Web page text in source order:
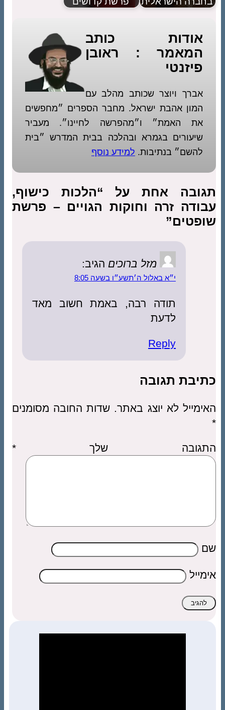
אודות כותב
המאמר : ראובן
פיזנטי
אברך ויוצר שכותב מהלב עם
המון אהבת ישראל. מחבר הספרים ״מחפשים
את האמת״ ו״מהפרשה לחיינו״. מעביר
שיעורים בגמרא ובהלכה בבית המדרש ״בית
להשם״ בנתיבות. למידע נוסף
תגובה אחת על “הלכות כישוף,
עבודה זרה וחוקות הגויים – פרשת
שופטים”
מזל ברוכים הגיב:
י״א באלול ה׳תשע״ו בשעה 8:05
תודה רבה, באמת חשוב מאד
לדעת
Reply
כתיבת תגובה
האימייל לא יוצג באתר. שדות החובה מסומנים
*
התגובה שלך*
שם
אימייל